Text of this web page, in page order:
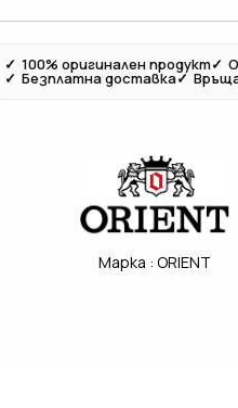
✓ 100% оригинален продукт✓
✓ Безплатна доставка✓
Марка :ORIENT